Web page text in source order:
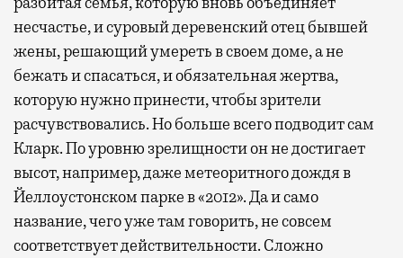
несчастье, и суровый деревенский отец бывшей
жены, решающий умереть в своем доме, а не
бежать и спасаться, и обязательная жертва,
которую нужно принести, чтобы зрители
расчувствовались. Но больше всего подводит сам
Кларк. По уровню зрелищности он не достигает
высот, например, даже метеоритного дождя в
Йеллоустонском парке в «2012». Да и само
название, чего уже там говорить, не совсем
соответствует действительности. Сложно